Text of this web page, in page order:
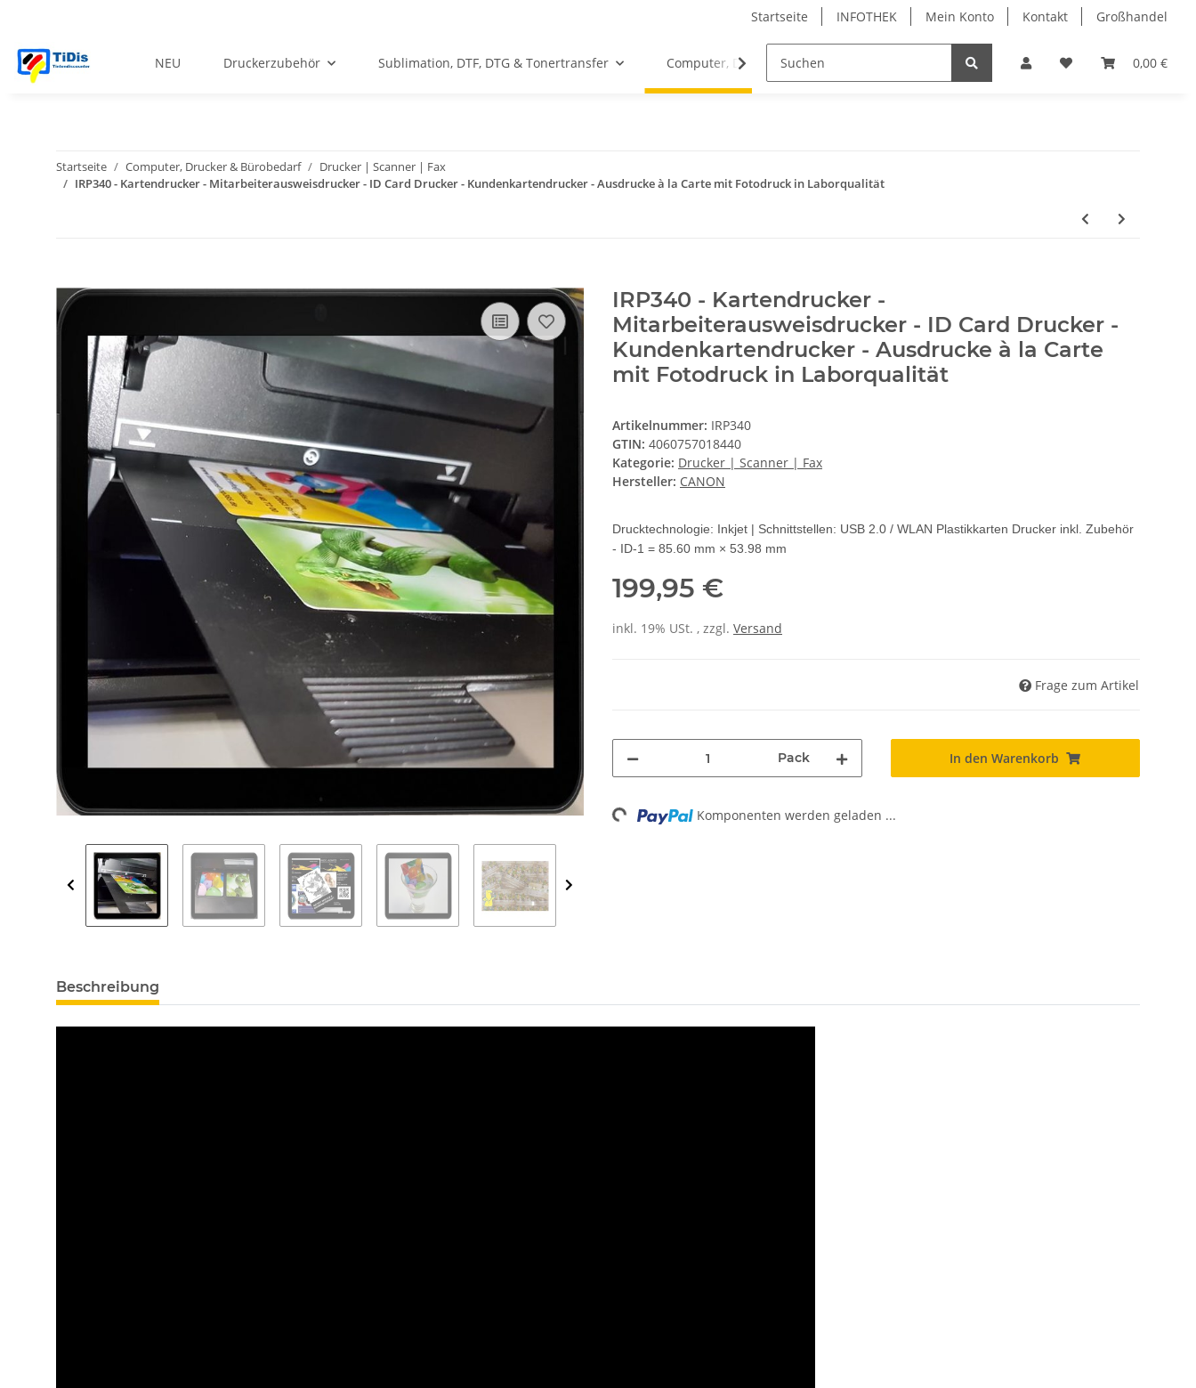
Startseite INFOTHEK Mein Konto Kontakt Großhandel
0,00 €
NEU Druckerzubehör Sublimation, DTF, DTG & Tonertransfer Computer, Drucker & Bürobedarf PVC Kartendrucker & Zubehör TiDis
Startseite Computer, Drucker & Bürobedarf
Drucker | Scanner | Fax
IRP340 - Kartendrucker - Mitarbeiterausweisdrucker - ID Card Drucker - Kundenkartendrucker - Ausdrucke à la Carte mit Fotodruck in Laborqualität
IRP340 - Kartendrucker -
Mitarbeiterausweisdrucker - ID Card Drucker -
Kundenkartendrucker - Ausdrucke à la Carte
mit Fotodruck in Laborqualität
Artikelnummer: IRP340
GTIN: 4060757018440
Kategorie: Drucker | Scanner | Fax
Hersteller: CANON
Drucktechnologie: Inkjet | Schnittstellen: USB 2.0 / WLAN Plastikkarten Drucker inkl. Zubehör
- ID-1 = 85.60 mm × 53.98 mm
199,95 €
inkl. 19% USt. , zzgl. Versand
Frage zum Artikel
Pack In den Warenkorb
Loading... Komponenten werden geladen ...
Beschreibung